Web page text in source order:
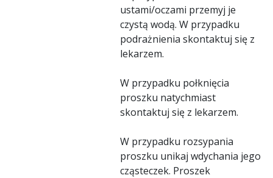
ustami/oczami przemyj je
czystą wodą. W przypadku
podrażnienia skontaktuj się z
lekarzem.
W przypadku połknięcia
proszku natychmiast
skontaktuj się z lekarzem.
W przypadku rozsypania
proszku unikaj wdychania jego
cząsteczek. Proszek